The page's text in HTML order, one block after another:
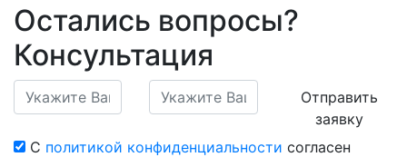
Остались вопросы?
Консультация
Отправить
заявку
С политикой конфиденциальности согласен